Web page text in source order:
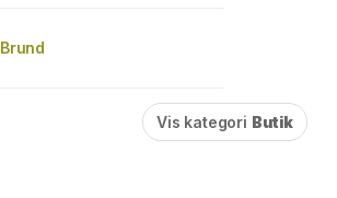
Brund
Vis kategori Butik